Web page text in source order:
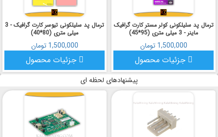
ترمال پد سلیلکونی کولر مستر کارت گرافیک
ماینر - 3 میلی متری (95*45)
1,500,000 تومان
جزئیات محصول
ترمال پد سلیلکونی تیوسر کارت گرافیک - 3
میلی متری (80*40)
1,500,000 تومان
جزئیات محصول
پیشنهادهای لحظه ای